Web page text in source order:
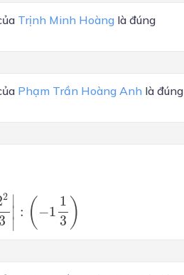
Trịnh Minh Hoàng là đúng
Phạm Trần Hoàng Anh là đúng
2
3
∣
∣
∣
: ( −1
1
3 )